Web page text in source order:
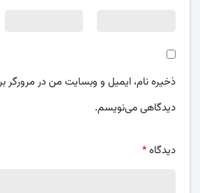
ذخیره نام، ایمیل و وبسایت من در مرورگر
دیدگاهی می‌نویسم.
دیدگاه*